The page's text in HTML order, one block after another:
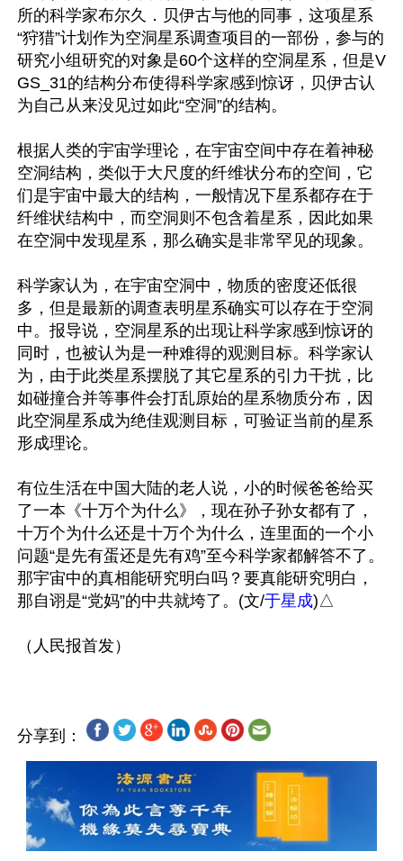
所的科学家布尔久．贝伊古与他的同事，这项星系
“狩猎”计划作为空洞星系调查项目的一部份，参与的
研究小组研究的对象是60个这样的空洞星系，但是V
GS_31的结构分布使得科学家感到惊讶，贝伊古认
为自己从来没见过如此“空洞”的结构。
根据人类的宇宙学理论，在宇宙空间中存在着神秘
空洞结构，类似于大尺度的纤维状分布的空间，它
们是宇宙中最大的结构，一般情况下星系都存在于
纤维状结构中，而空洞则不包含着星系，因此如果
在空洞中发现星系，那么确实是非常罕见的现象。
科学家认为，在宇宙空洞中，物质的密度还低很
多，但是最新的调查表明星系确实可以存在于空洞
中。报导说，空洞星系的出现让科学家感到惊讶的
同时，也被认为是一种难得的观测目标。科学家认
为，由于此类星系摆脱了其它星系的引力干扰，比
如碰撞合并等事件会打乱原始的星系物质分布，因
此空洞星系成为绝佳观测目标，可验证当前的星系
形成理论。
有位生活在中国大陆的老人说，小的时候爸爸给买
了一本《十万个为什么》，现在孙子孙女都有了，
十万个为什么还是十万个为什么，连里面的一个小
问题“是先有蛋还是先有鸡”至今科学家都解答不了。
那宇宙中的真相能研究明白吗？要真能研究明白，
那自诩是“党妈”的中共就垮了。(文/于星成)△
分享到：